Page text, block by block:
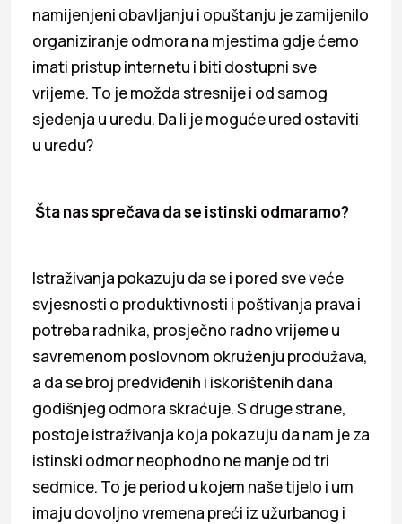
namijenjeni obavljanju i opuštanju je zamijenilo
organiziranje odmora na mjestima gdje ćemo
imati pristup internetu i biti dostupni sve
vrijeme. To je možda stresnije i od samog
sjedenja u uredu. Da li je moguće ured ostaviti
u uredu?
Šta nas sprečava da se istinski odmaramo?
Istraživanja pokazuju da se i pored sve veće
svjesnosti o produktivnosti i poštivanja prava i
potreba radnika, prosječno radno vrijeme u
savremenom poslovnom okruženju produžava,
a da se broj predviđenih i iskorištenih dana
godišnjeg odmora skraćuje. S druge strane,
postoje istraživanja koja pokazuju da nam je za
istinski odmor neophodno ne manje od tri
sedmice. To je period u kojem naše tijelo i um
imaju dovoljno vremena preći iz užurbanog i